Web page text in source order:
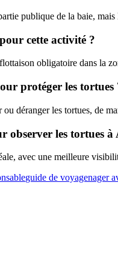
publique de la baie,
cette activité ?
obligatoire dans la
protéger les tortues
déranger les tortues, de
observer les tortues
avec une meilleure
guide de voyagenager